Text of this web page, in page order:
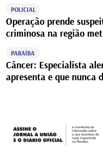
POLICIAL
Operação prende
criminosa na região
PARAÍBA
Câncer: Especialista
apresenta e que nunca